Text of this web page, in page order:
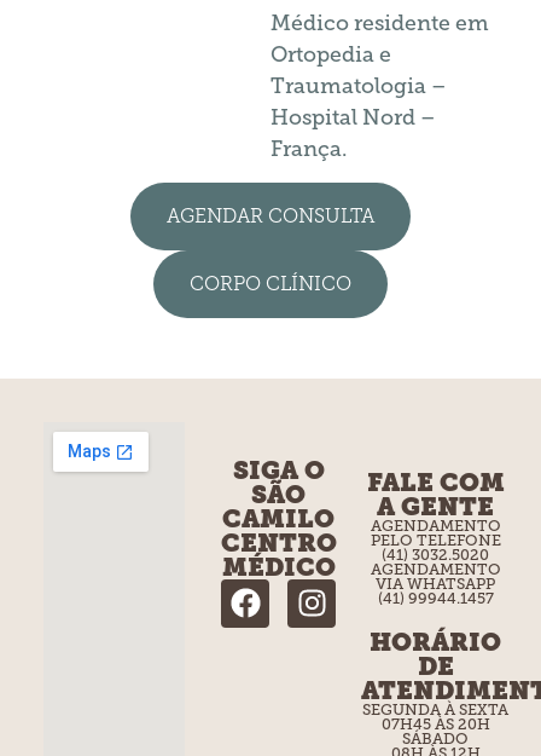
Médico residente em
Ortopedia e
Traumatologia –
Hospital Nord –
França.
AGENDAR CONSULTA
CORPO CLÍNICO
SIGA O
SÃO
CAMILO
CENTRO
MÉDICO
FALE COM
A GENTE
AGENDAMENTO
PELO TELEFONE
(41) 3032.5020
AGENDAMENTO
VIA WHATSAPP
(41) 99944.1457
HORÁRIO
DE
SEGUNDA À SEXTA
07H45 ÀS 20H
SÁBADO